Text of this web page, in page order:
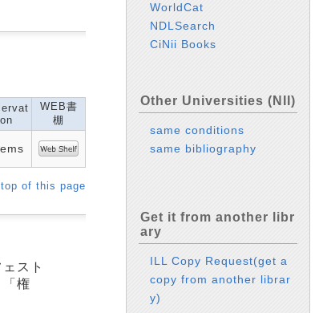
WEB書
棚
of this page
スト
権
WorldCat
NDLSearch
CiNii Books
Other Universities (NII)
same conditions
same bibliography
Get it from another libr
ary
ILL Copy Request(get a
copy from another librar
y)